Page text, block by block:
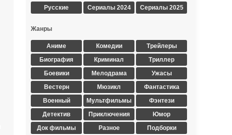
Русские Сериалы 2024 Сериалы 2025
Жанры
Аниме
Биография
Боевики
Вестерн
Военный
Детектив
Док фильмы
Комедии
Криминал
Мелодрама
Мюзикл
Мультфильмы
Приключения
Разное
Трейлеры
Триллер
Ужасы
Фантастика
Фэнтези
Юмор
Подборки